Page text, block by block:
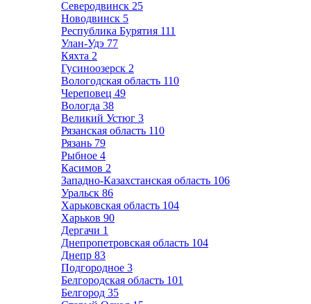
Северодвинск 25
Новодвинск 5
Республика Бурятия 111
Улан-Удэ 77
Кяхта 2
Гусиноозерск 2
Вологодская область 110
Череповец 49
Вологда 38
Великий Устюг 3
Рязанская область 110
Рязань 79
Рыбное 4
Касимов 2
Западно-Казахстанская область 106
Уральск 86
Харьковская область 104
Харьков 90
Дергачи 1
Днепропетровская область 104
Днепр 83
Подгородное 3
Белгородская область 101
Белгород 35